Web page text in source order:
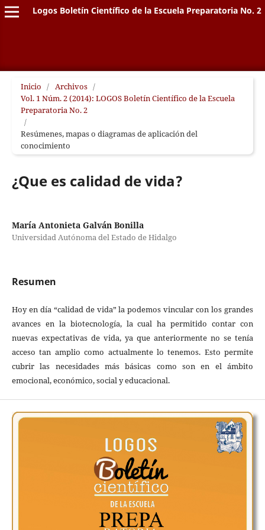
Logos Boletín Científico de la Escuela Preparatoria No. 2
Inicio / Archivos /
Vol. 1 Núm. 2 (2014): LOGOS Boletín Científico de la Escuela
Preparatoria No. 2
/
Resúmenes, mapas o diagramas de aplicación del
conocimiento
¿Que es calidad de vida?
María Antonieta Galván Bonilla
Universidad Autónoma del Estado de Hidalgo
Resumen
Hoy en día “calidad de vida” la podemos vincular con los grandes
avances en la biotecnología, la cual ha permitido contar con
nuevas expectativas de vida, ya que anteriormente no se tenía
acceso tan amplio como actualmente lo tenemos. Esto permite
cubrir las necesidades más básicas como son en el ámbito
emocional, económico, social y educacional.